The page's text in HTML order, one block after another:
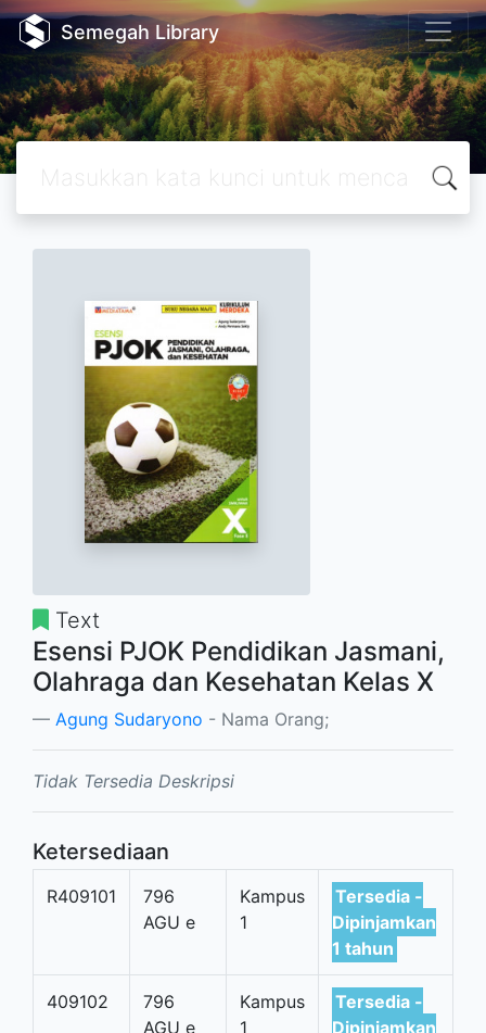
Semegah Library
Text
Esensi PJOK Pendidikan Jasmani,
Olahraga dan Kesehatan Kelas X
Agung Sudaryono - Nama Orang;
Tidak Tersedia Deskripsi
Ketersediaan
R409101
796
AGU e
Kampus
1
Tersedia -
Dipinjamkan
1 tahun
409102
796
AGU e
Kampus
1
Tersedia -
Dipinjamkan